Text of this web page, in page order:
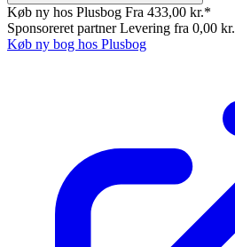
Køb ny hos Plusbog Fra 433,00 kr.*
Sponsoreret partnerLevering fra 0,00 kr.
Køb ny bog hos Plusbog